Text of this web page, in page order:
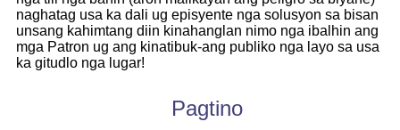
naghatag usa ka dali ug episyente nga solusyon sa bisan
unsang kahimtang diin kinahanglan nimo nga ibalhin ang
mga Patron ug ang kinatibuk-ang publiko nga layo sa usa
ka gitudlo nga lugar!
Pagtino